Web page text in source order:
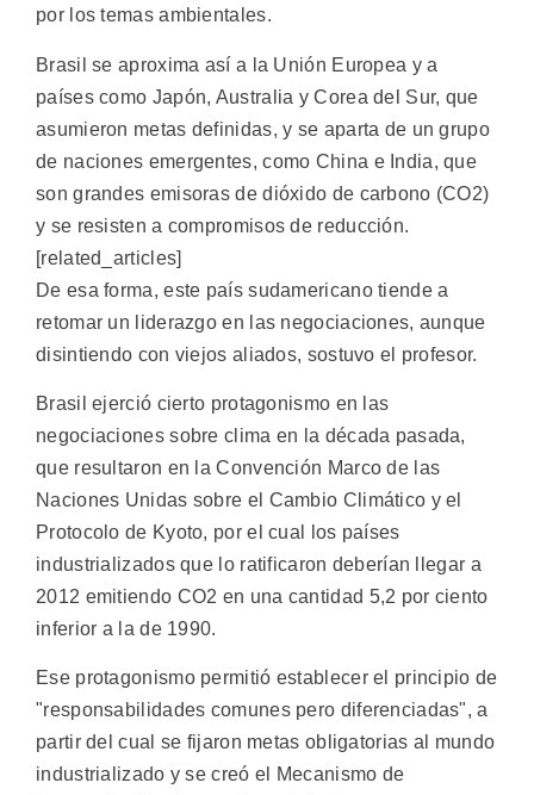
por los temas ambientales.
Brasil se aproxima así a la Unión Europea y a
países como Japón, Australia y Corea del Sur, que
asumieron metas definidas, y se aparta de un grupo
de naciones emergentes, como China e India, que
son grandes emisoras de dióxido de carbono (CO2)
y se resisten a compromisos de reducción.
[related_articles]
De esa forma, este país sudamericano tiende a
retomar un liderazgo en las negociaciones, aunque
disintiendo con viejos aliados, sostuvo el profesor.
Brasil ejerció cierto protagonismo en las
negociaciones sobre clima en la década pasada,
que resultaron en la Convención Marco de las
Naciones Unidas sobre el Cambio Climático y el
Protocolo de Kyoto, por el cual los países
industrializados que lo ratificaron deberían llegar a
2012 emitiendo CO2 en una cantidad 5,2 por ciento
inferior a la de 1990.
Ese protagonismo permitió establecer el principio de
"responsabilidades comunes pero diferenciadas", a
partir del cual se fijaron metas obligatorias al mundo
industrializado y se creó el Mecanismo de